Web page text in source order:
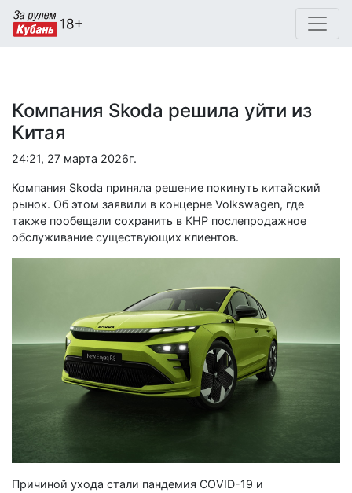
Компания Skoda решила уйти из
Китая
24:21, 27 марта 2026г.
Компания Skoda приняла решение покинуть китайский
рынок. Об этом заявили в концерне Volkswagen, где
также пообещали сохранить в КНР послепродажное
обслуживание существующих клиентов.
Причиной ухода стали пандемия COVID-19 и